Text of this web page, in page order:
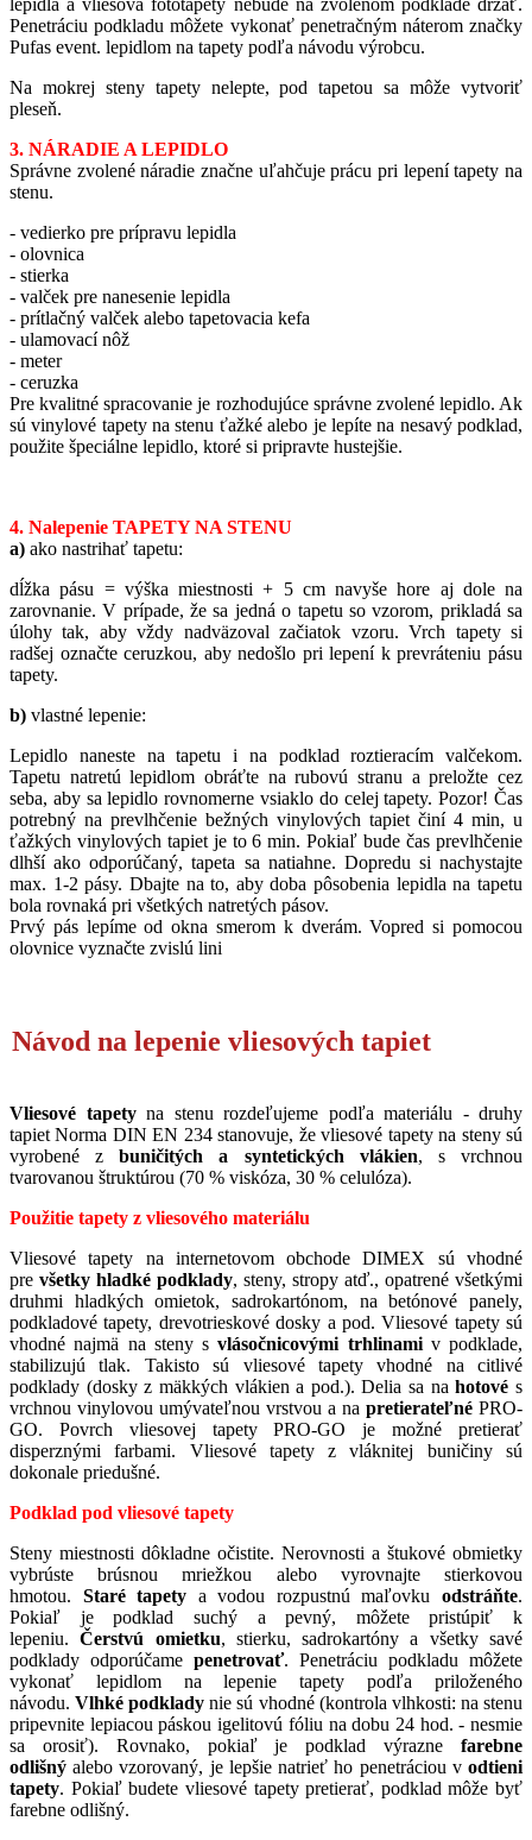
Penetráciu podkladu môžete vykonať penetračným náterom značky
Pufas event. lepidlom na tapety podľa návodu výrobcu.
Na mokrej steny tapety nelepte, pod tapetou sa môže vytvoriť
pleseň.
3. NÁRADIE A LEPIDLO
Správne zvolené náradie značne uľahčuje prácu pri lepení tapety na
stenu.
- vedierko pre prípravu lepidla
- olovnica
- stierka
- valček pre nanesenie lepidla
- prítlačný valček alebo tapetovacia kefa
- ulamovací nôž
- meter
- ceruzka
Pre kvalitné spracovanie je rozhodujúce správne zvolené lepidlo. Ak
sú vinylové tapety na stenu ťažké alebo je lepíte na nesavý podklad,
použite špeciálne lepidlo, ktoré si pripravte hustejšie.
4. Nalepenie TAPETY NA STENU
a) ako nastrihať tapetu:
dĺžka pásu = výška miestnosti + 5 cm navyše hore aj dole na
zarovnanie. V prípade, že sa jedná o tapetu so vzorom, prikladá sa
úlohy tak, aby vždy nadväzoval začiatok vzoru. Vrch tapety si
radšej označte ceruzkou, aby nedošlo pri lepení k prevráteniu pásu
tapety.
b) vlastné lepenie:
Lepidlo naneste na tapetu i na podklad roztieracím valčekom.
Tapetu natretú lepidlom obráťte na rubovú stranu a preložte cez
seba, aby sa lepidlo rovnomerne vsiaklo do celej tapety. Pozor! Čas
potrebný na prevlhčenie bežných vinylových tapiet činí 4 min, u
ťažkých vinylových tapiet je to 6 min. Pokiaľ bude čas prevlhčenie
dlhší ako odporúčaný, tapeta sa natiahne. Dopredu si nachystajte
max. 1-2 pásy. Dbajte na to, aby doba pôsobenia lepidla na tapetu
bola rovnaká pri všetkých natretých pásov.
Prvý pás lepíme od okna smerom k dverám. Vopred si pomocou
olovnice vyznačte zvislú lini
Návod na lepenie vliesových tapiet
Vliesové tapetyna stenu rozdeľujeme podľa materiálu - druhy
tapiet Norma DIN EN 234 stanovuje, že vliesové tapety na steny sú
vyrobené zbuničitých a syntetických vlákien, s vrchnou
tvarovanou štruktúrou (70 % viskóza, 30 % celulóza).
Použitie tapety z vliesového materiálu
Vliesové tapety na internetovom obchode DIMEX sú vhodné
pre všetky hladké podklady, steny, stropy atď., opatrené všetkými
druhmi hladkých omietok, sadrokartónom, na betónové panely,
podkladové tapety, drevotrieskové dosky a pod. Vliesové tapety sú
vhodné najmä na steny svlásočnicovými trhlinamiv podklade,
stabilizujú tlak. Takisto sú vliesové tapety vhodné na citlivé
podklady (dosky z mäkkých vlákien a pod.). Delia sa nahotové s
vrchnou vinylovou umývateľnou vrstvou a na pretierateľné PRO-
GO. Povrch vliesovej tapety PRO-GO je možné pretierať
disperznými farbami. Vliesové tapety z vláknitej buničiny sú
dokonale priedušné.
Podklad pod vliesové tapety
Steny miestnosti dôkladne očistite. Nerovnosti a štukové obmietky
vybrúste brúsnou mriežkou alebo vyrovnajte stierkovou
hmotou. Staré tapety a vodou rozpustnú maľovkuodstráňte.
Pokiaľ je podklad suchý a pevný, môžete pristúpiť k
lepeniu.Čerstvú omietku, stierku, sadrokartóny a všetky savé
podklady odporúčame penetrovať. Penetráciu podkladu môžete
vykonať lepidlom na lepenie tapety podľa priloženého
návodu.Vlhké podklady nie sú vhodné (kontrola vlhkosti: na stenu
pripevnite lepiacou páskou igelitovú fóliu na dobu 24 hod. - nesmie
sa orosiť). Rovnako, pokiaľ je podklad výrazne farebne
odlišný alebo vzorovaný, je lepšie natrieť ho penetráciou v odtieni
tapety. Pokiaľ budete vliesové tapety pretierať, podklad môže byť
farebne odlišný.